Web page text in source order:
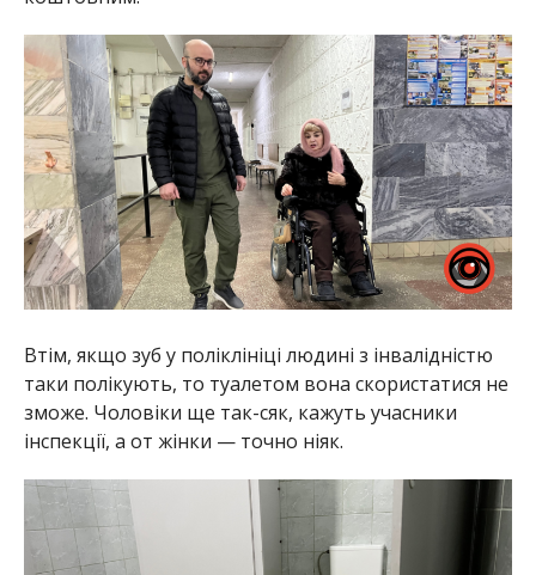
Втім, якщо зуб у поліклініці людині з інвалідністю
таки полікують, то туалетом вона скористатися не
зможе. Чоловіки ще так-сяк, кажуть учасники
інспекції, а от жінки — точно ніяк.